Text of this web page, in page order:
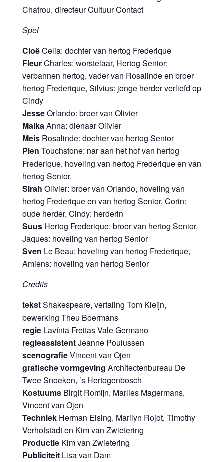
Chatrou, directeur Cultuur Contact
Spel
CloëCelia: dochter van hertog Frederique
FleurCharles: worstelaar, Hertog Senior:
verbannen hertog, vader van Rosalinde en broer
hertog Frederique, Silvius: jonge herder verliefd op
Cindy
JesseOrlando: broer van Olivier
MaikaAnna: dienaar Olivier
Meis Rosalinde: dochter van hertog Senior
Pien Touchstone: nar aan het hof van hertog
Frederique, hoveling van hertog Frederique en van
hertog Senior.
Sirah Olivier: broer van Orlando, hoveling van
hertog Frederique en van hertog Senior, Corin:
oude herder, Cindy: herderin
Suus Hertog Frederique: broer van hertog Senior,
Jaques: hoveling van hertog Senior
Sven Le Beau: hoveling van hertog Frederique,
Amiens: hoveling van hertog Senior
Credits
tekstShakespeare, vertaling Tom Kleijn,
bewerking Theu Boermans
regie Lavínia Freitas Vale Germano
regieassistentJeanne Poulussen
scenografieVincent van Ojen
grafische vormgeving Architectenbureau De
Twee Snoeken, ’s Hertogenbosch
Kostuums Birgit Romijn, Marlies Magermans,
Vincent van Ojen
Techniek Herman Eising, Marilyn Rojot, Timothy
Verhofstadt en Kim van Zwietering
Productie Kim van Zwietering
Publiciteit Lisa van Dam